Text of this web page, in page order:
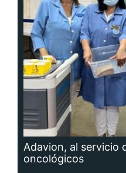
Adavion, al servicio
oncológicos